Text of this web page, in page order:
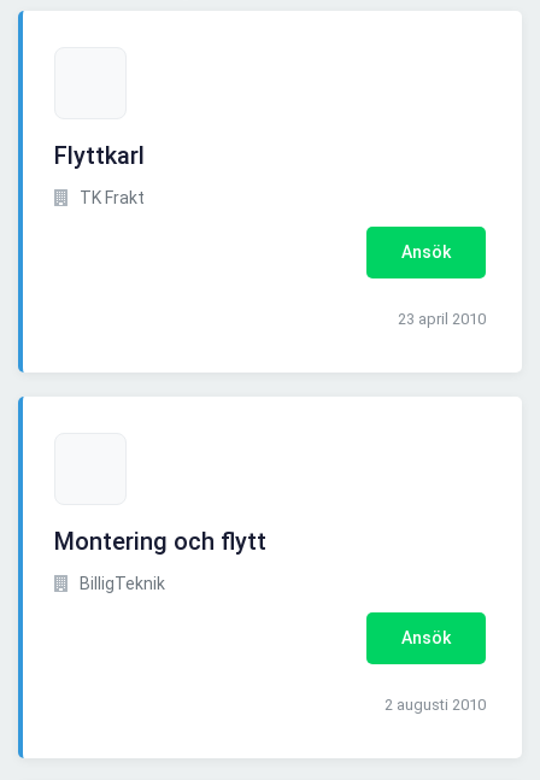
Flyttkarl
TK Frakt
Ansök
23 april 2010
Montering och flytt
BilligTeknik
Ansök
2 augusti 2010